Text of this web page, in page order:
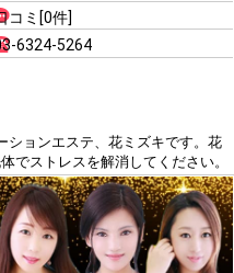
コミ[0件]
6324-5264
ションエステ、花ミズキです。花
でストレスを解消してください。